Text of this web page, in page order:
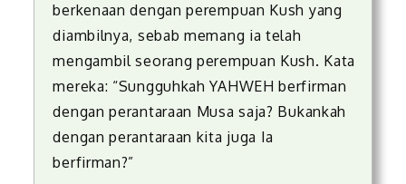
berkenaan dengan perempuan Kush yang
diambilnya, sebab memang ia telah
mengambil seorang perempuan Kush. Kata
mereka: “Sungguhkah YAHWEH berfirman
dengan perantaraan Musa saja? Bukankah
dengan perantaraan kita juga Ia
berfirman?”